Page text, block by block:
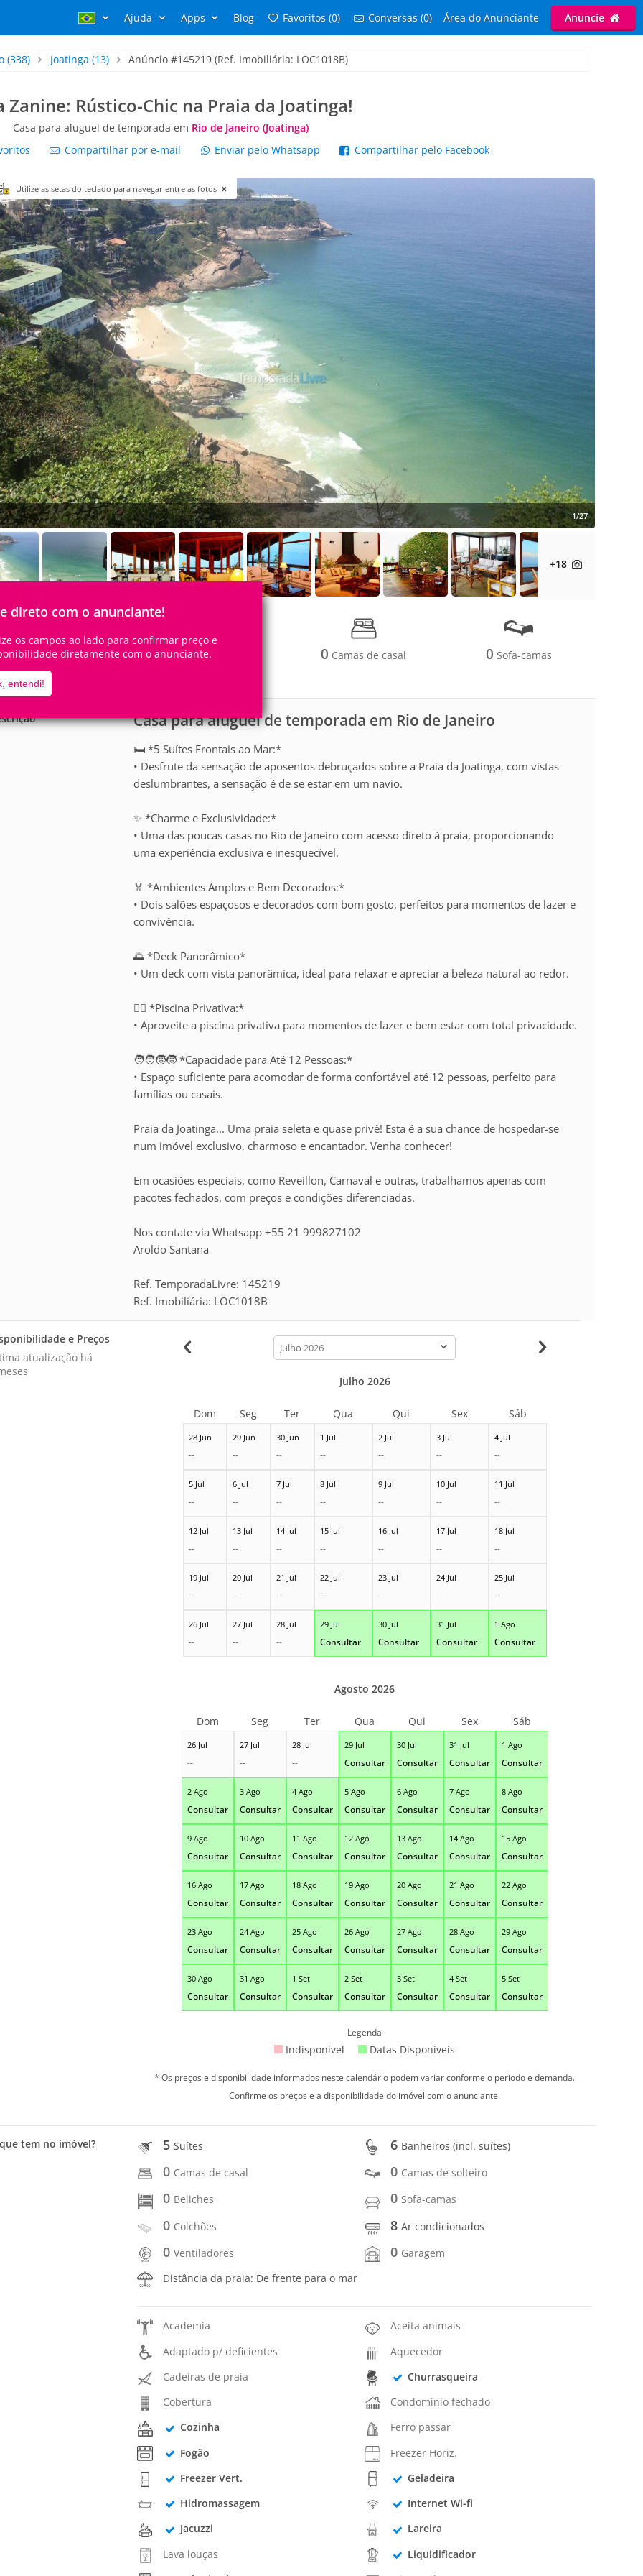
Ajuda Apps Blog Favoritos (0) Conversas (0) Área do Anunciante Anuncie
(338) Joatinga (13) Anúncio #145219 (Ref. Imobiliária: LOC1018B)
Zanine: Rústico-Chic na Praia da Joatinga!
Casa para aluguel de temporada em Rio de Janeiro (Joatinga)
Compartilhar por e-mail Enviar pelo Whatsapp Compartilhar pelo Facebook
direto com o anunciante!
os campos ao lado para confirmar preço e
diretamente com o anunciante.
entendi!
Utilize as setas do teclado para navegar entre as fotos
1/27
+18
12Pessoas 5Quartos 0 Camas de casal 0 Sofa-camas
Casa para aluguel de temporada em Rio de Janeiro
🛏️ *5 Suítes Frontais ao Mar:*
• Desfrute da sensação de aposentos debruçados sobre a Praia da Joatinga, com vistas
deslumbrantes, a sensação é de se estar em um navio.
✨ *Charme e Exclusividade:*
• Uma das poucas casas no Rio de Janeiro com acesso direto à praia, proporcionando
uma experiência exclusiva e inesquecível.
🏅 *Ambientes Amplos e Bem Decorados:*
• Dois salões espaçosos e decorados com bom gosto, perfeitos para momentos de lazer e
convivência.
🌅 *Deck Panorâmico*
• Um deck com vista panorâmica, ideal para relaxar e apreciar a beleza natural ao redor.
🏊‍♂️ *Piscina Privativa:*
• Aproveite a piscina privativa para momentos de lazer e bem estar com total privacidade.
🧑‍🧑‍🧒‍🧒 *Capacidade para Até 12 Pessoas:*
• Espaço suficiente para acomodar de forma confortável até 12 pessoas, perfeito para
famílias ou casais.
Praia da Joatinga... Uma praia seleta e quase privê! Esta é a sua chance de hospedar-se
num imóvel exclusivo, charmoso e encantador. Venha conhecer!
Em ocasiões especiais, como Reveillon, Carnaval e outras, trabalhamos apenas com
pacotes fechados, com preços e condições diferenciadas.
Nos contate via Whatsapp +55 21 999827102
Aroldo Santana
Ref. TemporadaLivre: 145219
Ref. Imobiliária: LOC1018B
e Preços
atualização há
calendar-
month
28 Jun
--
29 Jun
--
30 Jun
--
1 Jul
--
2 Jul
--
3 Jul
--
4 Jul
--
5 Jul
--
6 Jul
--
7 Jul
--
8 Jul
--
9 Jul
--
10 Jul
--
11 Jul
--
12 Jul
--
13 Jul
--
14 Jul
--
15 Jul
--
16 Jul
--
17 Jul
--
18 Jul
--
19 Jul
--
20 Jul
--
21 Jul
--
22 Jul
--
23 Jul
--
24 Jul
--
25 Jul
--
26 Jul
--
27 Jul
--
28 Jul
--
29 Jul
Consultar
30 Jul
Consultar
31 Jul
Consultar
1 Ago
Consultar
Julho 2026
Dom Seg Ter Qua Qui Sex Sáb
26 Jul
--
27 Jul
--
28 Jul
--
29 Jul
Consultar
30 Jul
Consultar
31 Jul
Consultar
1 Ago
Consultar
2 Ago
Consultar
3 Ago
Consultar
4 Ago
Consultar
5 Ago
Consultar
6 Ago
Consultar
7 Ago
Consultar
8 Ago
Consultar
9 Ago
Consultar
10 Ago
Consultar
11 Ago
Consultar
12 Ago
Consultar
13 Ago
Consultar
14 Ago
Consultar
15 Ago
Consultar
16 Ago
Consultar
17 Ago
Consultar
18 Ago
Consultar
19 Ago
Consultar
20 Ago
Consultar
21 Ago
Consultar
22 Ago
Consultar
23 Ago
Consultar
24 Ago
Consultar
25 Ago
Consultar
26 Ago
Consultar
27 Ago
Consultar
28 Ago
Consultar
29 Ago
Consultar
30 Ago
Consultar
31 Ago
Consultar
1 Set
Consultar
2 Set
Consultar
3 Set
Consultar
4 Set
Consultar
5 Set
Consultar
Agosto 2026
Dom Seg Ter Qua Qui Sex Sáb
Legenda
Indisponível Datas Disponíveis
* Os preços e disponibilidade informados neste calendário podem variar conforme o período e demanda.
Confirme os preços e a disponibilidade do imóvel com o anunciante.
tem no imóvel? 5Suítes 6 Banheiros (incl. suítes)
0 Camas de casal 0 Camas de solteiro
0 Beliches 0 Sofa-camas
0 Colchões 8Ar condicionados
0Ventiladores 0 Garagem
Distância da praia: De frente para o mar
Academia
Aceita animais
Adaptado p/ deficientes
Aquecedor
Cadeiras de praia
Churrasqueira
Cobertura
Condomínio fechado
Cozinha
Ferro passar
Fogão
Freezer Horiz.
Freezer Vert.
Geladeira
Hidromassagem
Internet Wi-fi
Jacuzzi
Lareira
Lava louças
Liquidificador